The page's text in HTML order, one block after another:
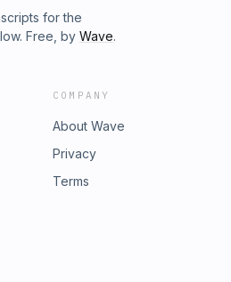
for the
Free, by Wave.
COMPANY
About Wave
Privacy
Terms